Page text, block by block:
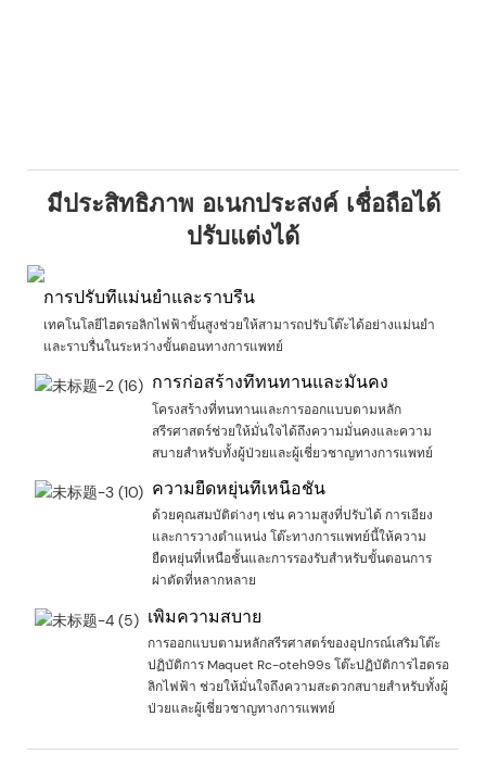
มีประสิทธิภาพ อเนกประสงค์ เชื่อถือได้
ปรับแต่งได้
การปรับที่แม่นยำและราบรื่น
เทคโนโลยีไฮดรอลิกไฟฟ้าขั้นสูงช่วยให้สามารถปรับโต๊ะได้อย่างแม่นยำ
และราบรื่นในระหว่างขั้นตอนทางการแพทย์
การก่อสร้างที่ทนทานและมั่นคง
โครงสร้างที่ทนทานและการออกแบบตามหลัก
สรีรศาสตร์ช่วยให้มั่นใจได้ถึงความมั่นคงและความ
สบายสำหรับทั้งผู้ป่วยและผู้เชี่ยวชาญทางการแพทย์
ความยืดหยุ่นที่เหนือชั้น
ด้วยคุณสมบัติต่างๆ เช่น ความสูงที่ปรับได้ การเอียง
และการวางตำแหน่ง โต๊ะทางการแพทย์นี้ให้ความ
ยืดหยุ่นที่เหนือชั้นและการรองรับสำหรับขั้นตอนการ
ผ่าตัดที่หลากหลาย
เพิ่มความสบาย
การออกแบบตามหลักสรีรศาสตร์ของอุปกรณ์เสริมโต๊ะ
ปฏิบัติการ Maquet Rc-oteh99s โต๊ะปฏิบัติการไฮดรอ
ลิกไฟฟ้า ช่วยให้มั่นใจถึงความสะดวกสบายสำหรับทั้งผู้
ป่วยและผู้เชี่ยวชาญทางการแพทย์